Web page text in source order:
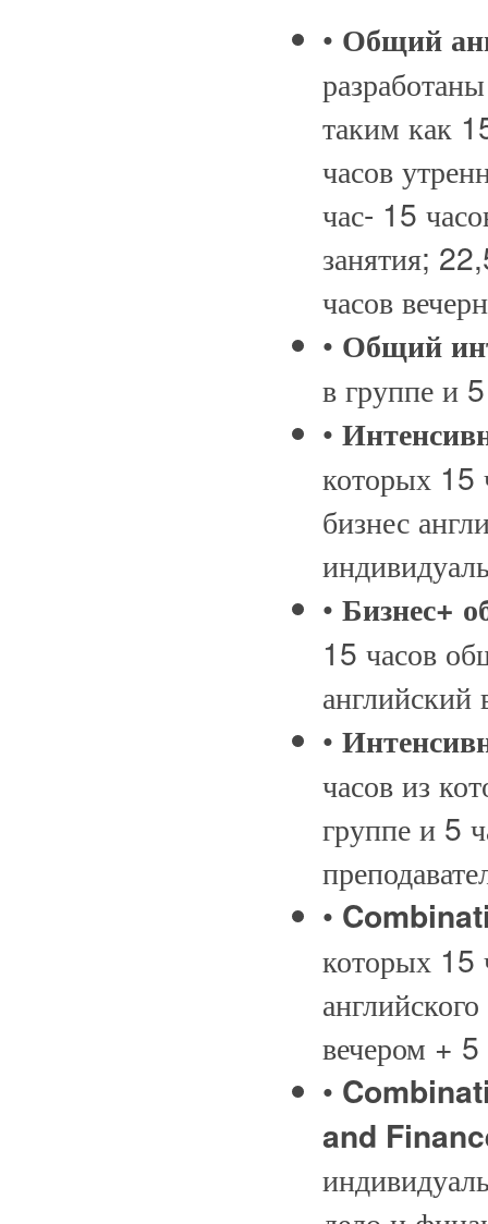
• Общий
таким как
часов
час- 15
занятия;
часов
• Общий
в группе и
•
которых 15
бизнес
• Бизнес+
15 часов
•
часов из
группе и 5
•
которых 15
вечером + 5
•
and